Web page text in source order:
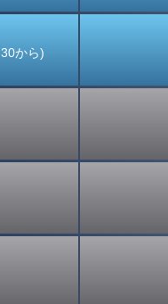
から)